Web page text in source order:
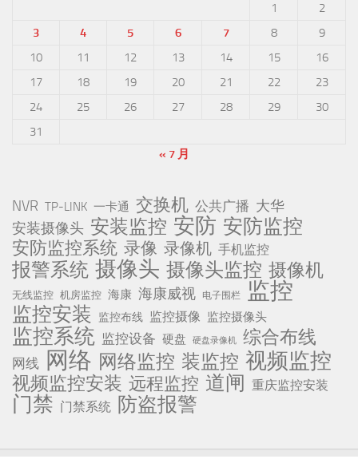
1
2
3
4 5 6 7 8
9
10
11 12 13 14 15
16
17
18 19 20 21 22
23
24
25 26 27 28 29
30
31
« 7 月
NVR TP-LINK 一卡通 交换机 公共广播 大华
安装摄像头 安装监控 安防 安防监控
安防监控系统 录像 录像机 手机监控
报警系统 摄像头 摄像头监控 摄像机
无线监控 机房监控 海康 海康威视 电子围栏 监控
监控安装 监控布线 监控摄像 监控摄像头
监控系统 监控设备 硬盘 硬盘录像机 综合布线
网线 网络 网络监控 装监控 视频监控
视频监控安装 远程监控 道闸 重庆监控安装
门禁 门禁系统 防盗报警